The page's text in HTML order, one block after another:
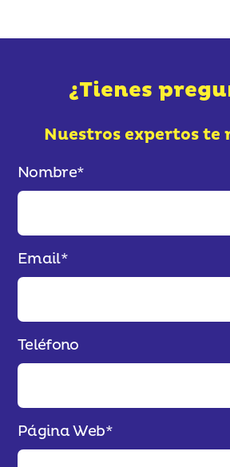
¿Tienes
Nuestros expertos te
Nombre*
Email*
Teléfono
Página Web*